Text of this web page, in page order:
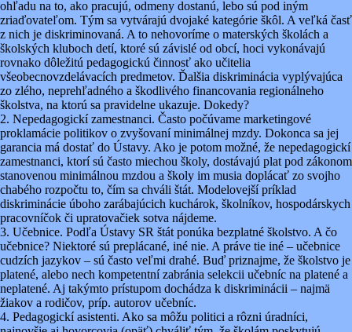
ohľadu na to, ako pracujú, odmeny dostanú, lebo sú pod iným
zriaďovateľom. Tým sa vytvárajú dvojaké kategórie škôl. A veľká časť
z nich je diskriminovaná. A to nehovoríme o materských školách a
školských kluboch detí, ktoré sú závislé od obcí, hoci vykonávajú
rovnako dôležitú pedagogickú činnosť ako učitelia
všeobecnovzdelávacích predmetov. Ďalšia diskriminácia vyplývajúca
zo zlého, neprehľadného a škodlivého financovania regionálneho
školstva, na ktorú sa pravidelne ukazuje. Dokedy?
2. Nepedagogickí zamestnanci. Často počúvame marketingové
proklamácie politikov o zvyšovaní minimálnej mzdy. Dokonca sa jej
garancia má dostať do Ústavy. Ako je potom možné, že nepedagogickí
zamestnanci, ktorí sú často miechou školy, dostávajú plat pod zákonom
stanovenou minimálnou mzdou a školy im musia doplácať zo svojho
chabého rozpočtu to, čím sa chváli štát. Modelovejší príklad
diskriminácie úboho zarábajúcich kuchárok, školníkov, hospodárskych
pracovníčok či upratovačiek sotva nájdeme.
3. Učebnice. Podľa Ústavy SR štát ponúka bezplatné školstvo. A čo
učebnice? Niektoré sú preplácané, iné nie. A práve tie iné – učebnice
cudzích jazykov – sú často veľmi drahé. Buď priznajme, že školstvo je
platené, alebo nech kompetentní zabránia selekcii učebníc na platené a
neplatené. Aj takýmto prístupom dochádza k diskriminácii – najmä
žiakov a rodičov, príp. autorov učebníc.
4. Pedagogickí asistenti. Ako sa môžu politici a rôzni úradníci,